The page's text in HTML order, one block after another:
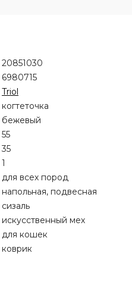
20851030
6980715
Triol
когтеточка
бежевый
55
35
1
для всех пород
напольная, подвесная
сизаль
искусственный мех
для кошек
коврик